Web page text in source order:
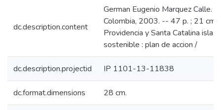
dc.description.content
German Eugenio Marquez Calle.
Colombia, 2003. -- 47 p. ; 21
Providencia y Santa Catalina
sostenible : plan de accion /
dc.description.projectid IP 1101-13-11838
dc.format.dimensions 28 cm.